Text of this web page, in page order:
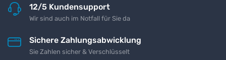
12/5 Kundensupport
Wir sind auch im Notfall für Sie da
Sichere Zahlungsabwicklung
Sie Zahlen sicher & Verschlüsselt